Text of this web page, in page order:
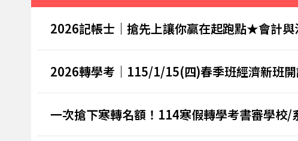
2026記帳士｜搶先上讓你贏在起跑點★會計
2026轉學考｜115/1/15(四)春季班經濟新班
一次搶下寒轉名額！114寒假轉學考書審學校/